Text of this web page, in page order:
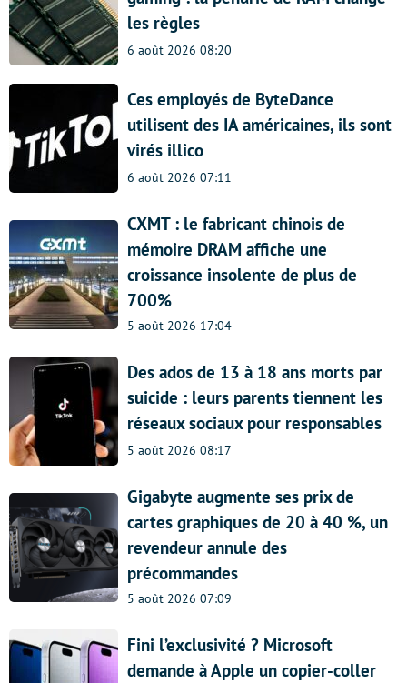
les règles
6 août 2026 08:20
Ces employés de ByteDance
utilisent des IA américaines, ils sont
virés illico
6 août 2026 07:11
CXMT : le fabricant chinois de
mémoire DRAM affiche une
croissance insolente de plus de
700%
5 août 2026 17:04
Des ados de 13 à 18 ans morts par
suicide : leurs parents tiennent les
réseaux sociaux pour responsables
5 août 2026 08:17
Gigabyte augmente ses prix de
cartes graphiques de 20 à 40 %, un
revendeur annule des
précommandes
5 août 2026 07:09
Fini l’exclusivité ? Microsoft
demande à Apple un copier-coller